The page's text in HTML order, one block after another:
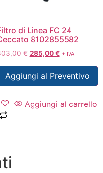
di Linea FC 24
8102855582
€ 285,00€ + IVA
Aggiungi al Preventivo
Aggiungi al carrello